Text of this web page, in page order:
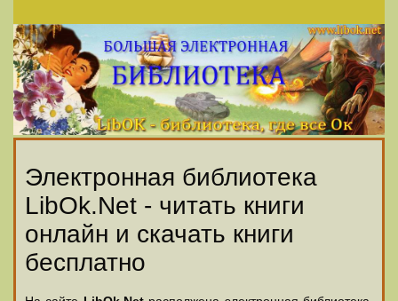
Электронная библиотека
LibOk.Net - читать книги
онлайн и скачать книги
бесплатно